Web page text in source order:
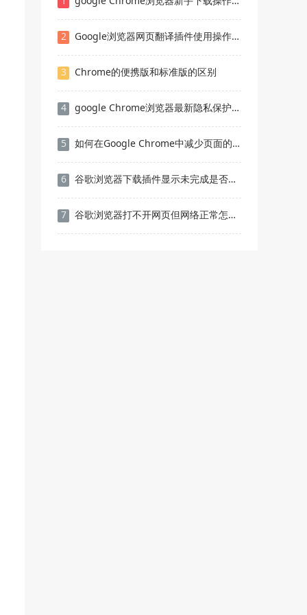
2 Google浏览器网页翻译插件使用操作教程
3 Chrome的便携版和标准版的区别
4 google Chrome浏览器最新隐私保护插件合集介绍
5 如何在Google Chrome中减少页面的加载等待时间
6 谷歌浏览器下载插件显示未完成是否需更换网络环境
7 谷歌浏览器打不开网页但网络正常怎么办